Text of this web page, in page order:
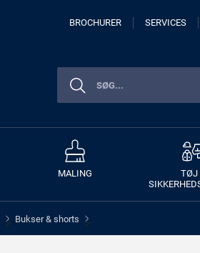
BROCHURER SERVICES
MALING
TØJ
> Bukser & shorts >